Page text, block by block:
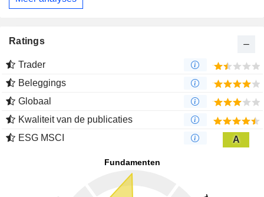
Ratings
Trader
Beleggings
Globaal
Kwaliteit van de publicaties
ESG MSCI
A